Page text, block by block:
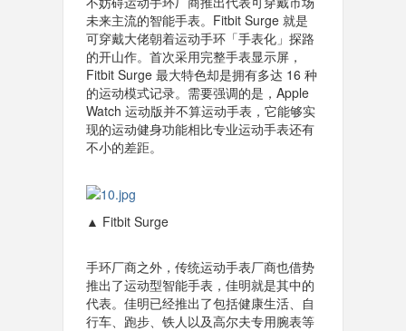
未来主流的智能手表。Fitbit Surge 就是
可穿戴大佬朝着运动手环「手表化」探路
的开山作。首次采用完整手表显示屏，
Fitbit Surge 最大特色却是拥有多达 16 种
的运动模式记录。需要强调的是，Apple
Watch 运动版并不算运动手表，它能够实
现的运动健身功能相比专业运动手表还有
不小的差距。
▲ Fitbit Surge
手环厂商之外，传统运动手表厂商也借势
推出了运动型智能手表，佳明就是其中的
代表。佳明已经推出了包括健康生活、自
行车、跑步、铁人以及高尔夫专用腕表等